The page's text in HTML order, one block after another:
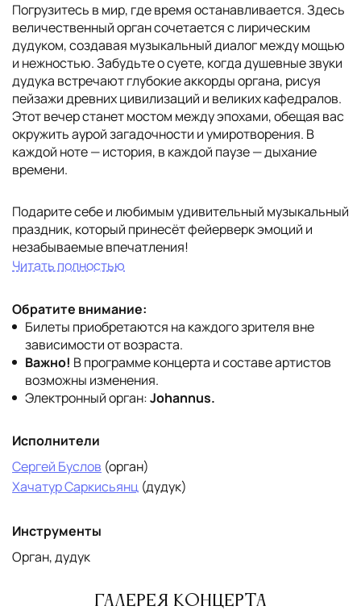
Погрузитесь в мир, где время останавливается. Здесь
величественный орган сочетается с лирическим
дудуком, создавая музыкальный диалог между мощью
и нежностью. Забудьте о суете, когда душевные звуки
дудука встречают глубокие аккорды органа, рисуя
пейзажи древних цивилизаций и великих кафедралов.
Этот вечер станет мостом между эпохами, обещая вас
окружить аурой загадочности и умиротворения. В
каждой ноте — история, в каждой паузе — дыхание
времени.
Подарите себе и любимым удивительный музыкальный
праздник, который принесёт фейерверк эмоций и
незабываемые впечатления!
Читать полностью
Обратите внимание:
Билеты приобретаются на каждого зрителя вне
зависимости от возраста.
Важно! В программе концерта и составе артистов
возможны изменения.
Электронный орган:Johannus.
Исполнители
Сергей Буслов (орган)
Хачатур Саркисьянц (дудук)
Инструменты
Орган, дудук
Галерея концерта